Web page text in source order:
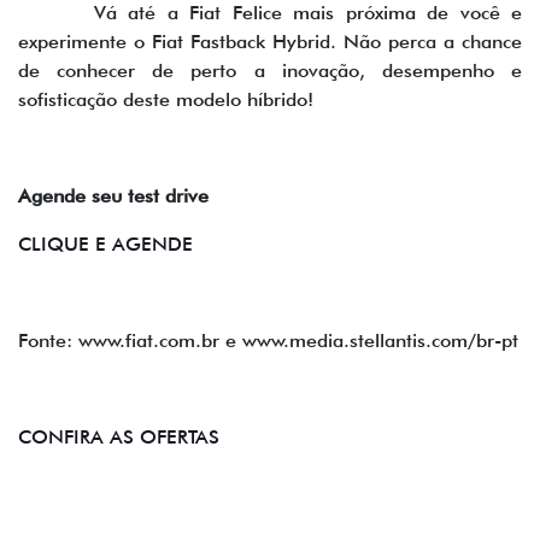
Vá até a Fiat Felice mais próxima de você e
experimente o Fiat Fastback Hybrid. Não perca a chance
de conhecer de perto a inovação, desempenho e
sofisticação deste modelo híbrido!
Agende seu test drive
CLIQUE E AGENDE
Fonte: www.fiat.com.br e www.media.stellantis.com/br-pt
CONFIRA AS OFERTAS